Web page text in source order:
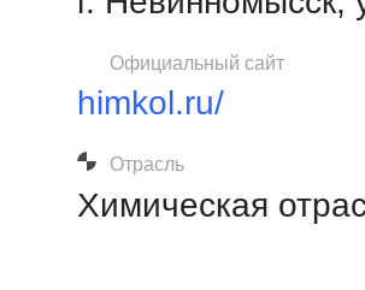
Официальный сайт
himkol.ru/
Отрасль
Химическая